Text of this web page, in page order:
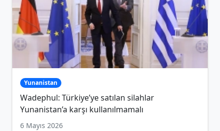
Yunanistan
Wadephul: Türkiye’ye satılan silahlar
Yunanistan’a karşı kullanılmamalı
6 Mayıs 2026